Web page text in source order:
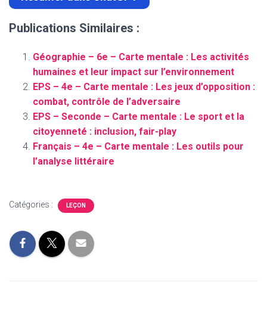
Publications Similaires :
Géographie – 6e – Carte mentale : Les activités
humaines et leur impact sur l’environnement
EPS – 4e – Carte mentale : Les jeux d’opposition :
combat, contrôle de l’adversaire
EPS – Seconde – Carte mentale : Le sport et la
citoyenneté : inclusion, fair-play
Français – 4e – Carte mentale : Les outils pour
l’analyse littéraire
Catégories : LEÇON